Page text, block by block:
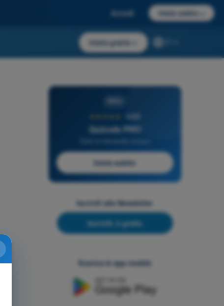
Accedi Inizia subito
Inizia gratis
4,6/5
Quizvds PRO
Inizia subito
Iscriviti alla Newsletter
Iscriviti, è gratis
Scarica le app mobile